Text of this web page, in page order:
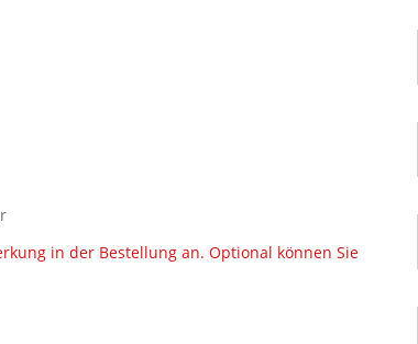
in der Bestellung an. Optional können Sie